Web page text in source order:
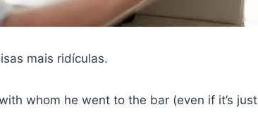
mais ridículas.
whom he went to the bar (even if it’s just